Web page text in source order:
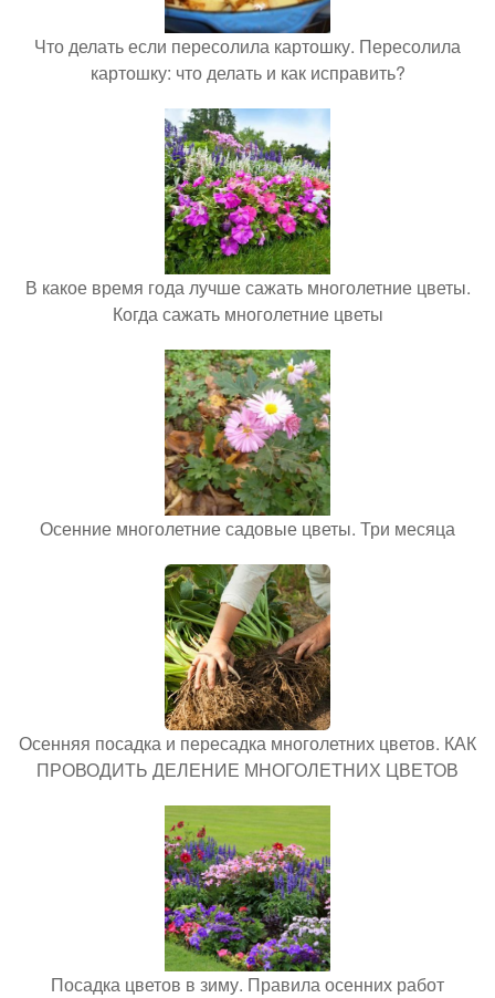
Что делать если пересолила картошку. Пересолила
картошку: что делать и как исправить?
В какое время года лучше сажать многолетние цветы.
Когда сажать многолетние цветы
Осенние многолетние садовые цветы. Три месяца
Осенняя посадка и пересадка многолетних цветов. КАК
ПРОВОДИТЬ ДЕЛЕНИЕ МНОГОЛЕТНИХ ЦВЕТОВ
Посадка цветов в зиму. Правила осенних работ